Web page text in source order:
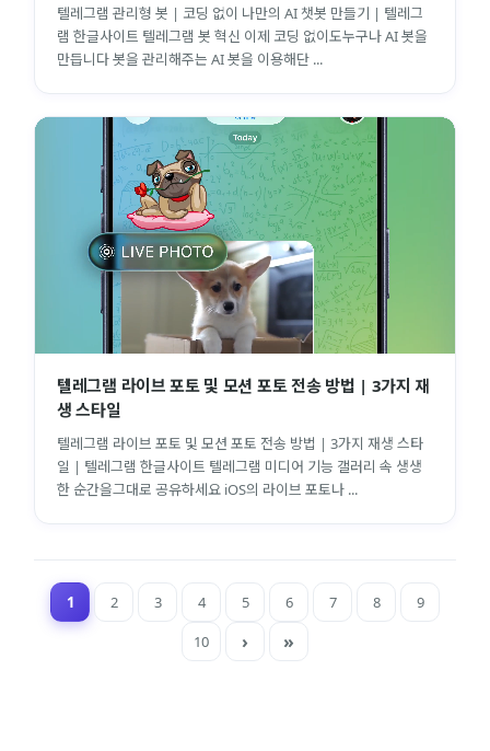
텔레그램 관리형 봇 | 코딩 없이 나만의 AI 챗봇 만들기 | 텔레그
램 한글사이트 텔레그램 봇 혁신 이제 코딩 없이도누구나 AI 봇을
만듭니다 봇을 관리해주는 AI 봇을 이용해단 ...
텔레그램 라이브 포토 및 모션 포토 전송 방법 | 3가지 재
생 스타일
텔레그램 라이브 포토 및 모션 포토 전송 방법 | 3가지 재생 스타
일 | 텔레그램 한글사이트 텔레그램 미디어 기능 갤러리 속 생생
한 순간을그대로 공유하세요 iOS의 라이브 포토나 ...
1 2 3 4 5 6 7 8
9
10